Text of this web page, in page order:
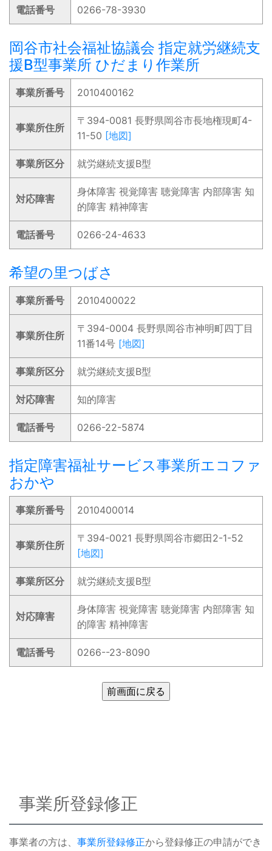
電話番号 0266-78-3930
岡谷市社会福祉協議会 指定就労継続支
援B型事業所 ひだまり作業所
事業所番号 2010400162
事業所住所
〒394-0081 長野県岡谷市長地権現町4-
11-50 [地図]
事業所区分 就労継続支援B型
対応障害
身体障害 視覚障害 聴覚障害 内部障害 知
的障害 精神障害
電話番号 0266-24-4633
希望の里つばさ
事業所番号 2010400022
事業所住所
〒394-0004 長野県岡谷市神明町四丁目
11番14号 [地図]
事業所区分 就労継続支援B型
対応障害 知的障害
電話番号 0266-22-5874
指定障害福祉サービス事業所エコファ
おかや
事業所番号 2010400014
事業所住所
〒394-0021 長野県岡谷市郷田2-1-52
[地図]
事業所区分 就労継続支援B型
対応障害
身体障害 視覚障害 聴覚障害 内部障害 知
的障害 精神障害
電話番号 0266--23-8090
事業所登録修正
事業者の方は、 事業所登録修正から登録修正の申請ができ